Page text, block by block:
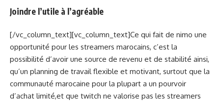
Joindre l’utile à l’agréable
[/vc_column_text][vc_column_text]Ce qui fait de nimo une
opportunité pour les streamers marocains, c’est la
possibilité d’avoir une source de revenu et de stabilité ainsi,
qu’un planning de travail flexible et motivant, surtout que la
communauté marocaine pour la plupart a un pourvoir
d’achat limité,et que twitch ne valorise pas les streamers